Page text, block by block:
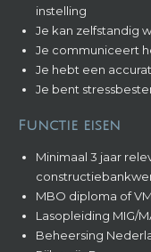
instelling
Je kan zelfstandig
Je communiceert
Je hebt een
Je bent
Functie eisen
Minimaal 3 jaar
MBO diploma of
Lasopleiding MIG/
Beheersing